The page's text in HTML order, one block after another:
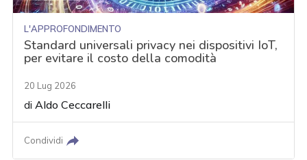
L'APPROFONDIMENTO
Standard universali privacy nei dispositivi IoT,
per evitare il costo della comodità
20 Lug 2026
diAldo Ceccarelli
Condividi